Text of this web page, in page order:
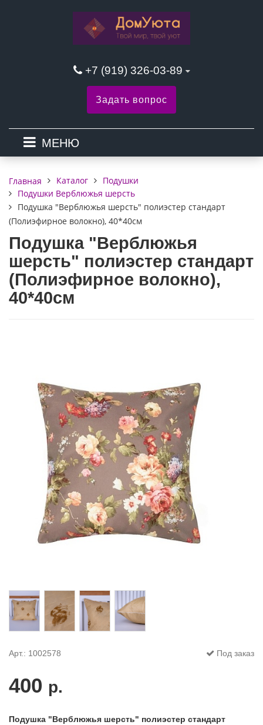
+7 (919) 326-03-89
Задать вопрос
МЕНЮ
Главная Каталог
Подушки
Подушки Верблюжья шерсть
Подушка "Верблюжья шерсть" полиэстер стандарт
(Полиэфирное волокно), 40*40см
Подушка "Верблюжья
шерсть" полиэстер стандарт
(Полиэфирное волокно),
40*40см
Арт.: 1002578 Под заказ
400 р.
Подушка "Верблюжья шерсть" полиэстер стандарт